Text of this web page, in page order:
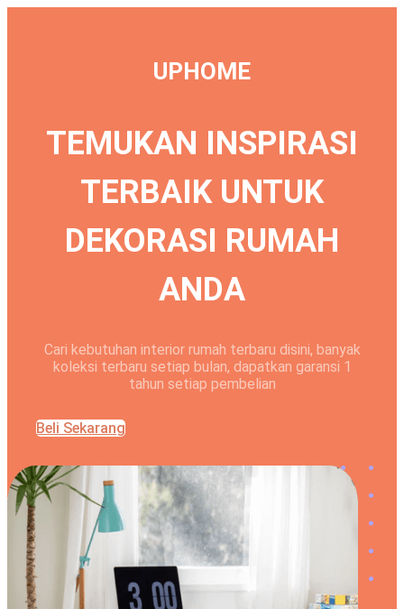
UPHOME
TEMUKAN INSPIRASI
TERBAIK UNTUK
DEKORASI RUMAH
ANDA
Cari kebutuhan interior rumah terbaru disini, banyak
koleksi terbaru setiap bulan, dapatkan garansi 1
tahun setiap pembelian
Beli Sekarang